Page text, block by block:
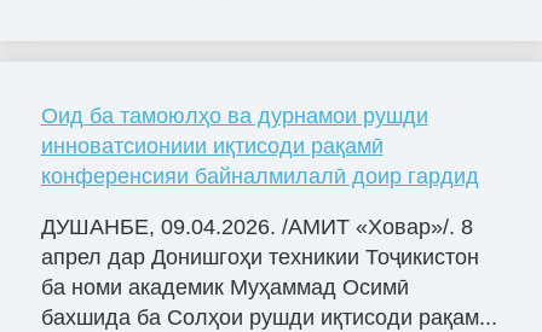
Оид ба тамоюлҳо ва дурнамои рушди
инноватсиониии иқтисоди рақамӣ
конференсияи байналмилалӣ доир гардид
ДУШАНБЕ, 09.04.2026. /АМИТ «Ховар»/. 8
апрел дар Донишгоҳи техникии Тоҷикистон
ба номи академик Муҳаммад Осимӣ
бахшида ба Солҳои рушди иқтисоди рақам...